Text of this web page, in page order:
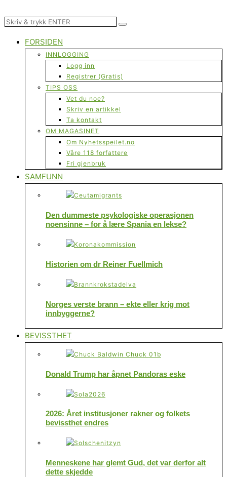
FORSIDEN
INNLOGGING
Logg inn
Registrer (Gratis)
TIPS OSS
Vet du noe?
Skriv en artikkel
Ta kontakt
OM MAGASINET
Om Nyhetsspeilet.no
Våre 118 forfattere
Fri gjenbruk
SAMFUNN
Den dummeste psykologiske operasjonen
noensinne – for å lære Spania en lekse?
Historien om dr Reiner Fuellmich
Norges verste brann – ekte eller krig mot
innbyggerne?
BEVISSTHET
Donald Trump har åpnet Pandoras eske
2026: Året institusjoner rakner og folkets
bevissthet endres
Menneskene har glemt Gud, det var derfor alt
dette skjedde